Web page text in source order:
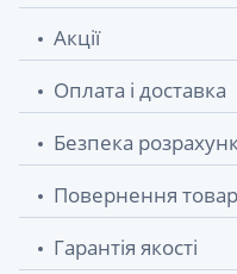
Рукавички mp хiр стер
пара
Рукавички mp хiр стер
пара
Акції
Оплата і доставка
Безпека
Повернення
Гарантія якості